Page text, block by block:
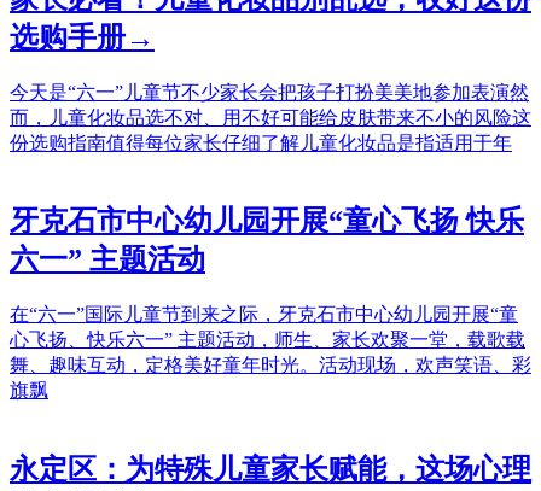
选购手册→
今天是“六一”儿童节不少家长会把孩子打扮美美地参加表演然
而，儿童化妆品选不对、用不好可能给皮肤带来不小的风险这
份选购指南值得每位家长仔细了解儿童化妆品是指适用于年
牙克石市中心幼儿园开展“童心飞扬 快乐
六一” 主题活动
在“六一”国际儿童节到来之际，牙克石市中心幼儿园开展“童
心飞扬、快乐六一” 主题活动，师生、家长欢聚一堂，载歌载
舞、趣味互动，定格美好童年时光。活动现场，欢声笑语、彩
旗飘
永定区：为特殊儿童家长赋能，这场心理